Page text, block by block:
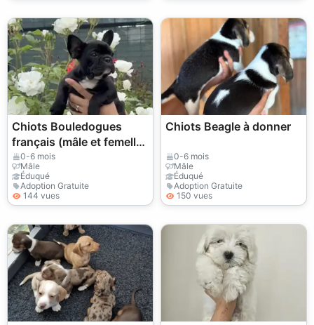
Chiots Bouledogues
français (mâle et femelle)
à donner
0-6 mois
Mâle
Éduqué
Adoption Gratuite
144 vues
Chiots Beagle à donner
0-6 mois
Mâle
Éduqué
Adoption Gratuite
150 vues